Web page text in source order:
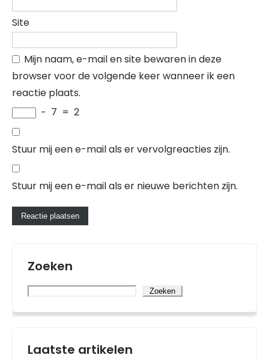
Site
Mijn naam, e-mail en site bewaren in deze
browser voor de volgende keer wanneer ik een
reactie plaats.
− 7 = 2
Stuur mij een e-mail als er vervolgreacties zijn.
Stuur mij een e-mail als er nieuwe berichten zijn.
Zoeken
Zoeken
Laatste artikelen